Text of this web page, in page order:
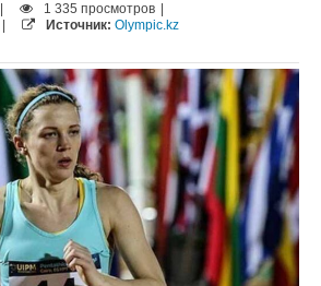
1 335 просмотров
Источник: Olympic.kz